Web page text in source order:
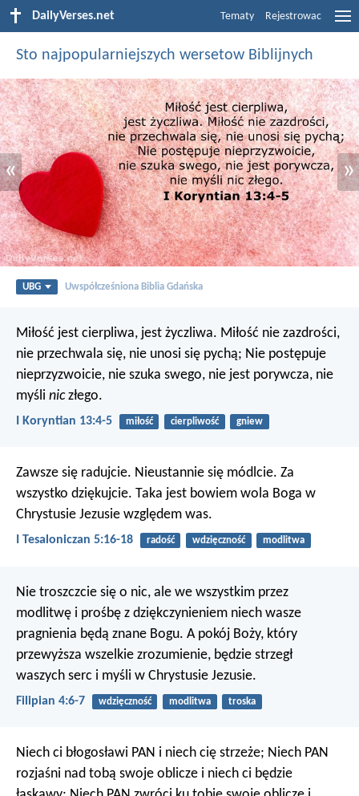
DailyVerses.net Tematy Rejestrowac
Sto najpopularniejszych wersetow Biblijnych
« »
UBG Uwspółcześniona Biblia Gdańska
Miłość jest cierpliwa, jest życzliwa. Miłość nie zazdrości,
nie przechwala się, nie unosi się pychą; Nie postępuje
nieprzyzwoicie, nie szuka swego, nie jest porywcza, nie
myśli niczłego.
I Koryntian 13:4-5 miłość cierpliwość gniew
Zawsze się radujcie. Nieustannie się módlcie. Za
wszystko dziękujcie. Taka jest bowiem wola Boga w
Chrystusie Jezusie względem was.
I Tesaloniczan 5:16-18 radość wdzięczność modlitwa
Nie troszczcie się o nic, ale we wszystkim przez
modlitwę i prośbę z dziękczynieniem niech wasze
pragnienia będą znane Bogu. A pokój Boży, który
przewyższa wszelkie zrozumienie, będzie strzegł
waszych serc i myśli w Chrystusie Jezusie.
Filipian 4:6-7 wdzięczność modlitwa troska
Niech ci błogosławi PAN i niech cię strzeże; Niech PAN
rozjaśni nad tobą swoje oblicze i niech ci będzie